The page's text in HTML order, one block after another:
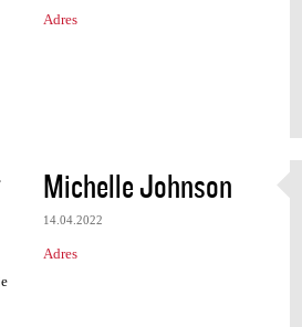
Adres
Michelle Johnson
14.04.2022
Adres